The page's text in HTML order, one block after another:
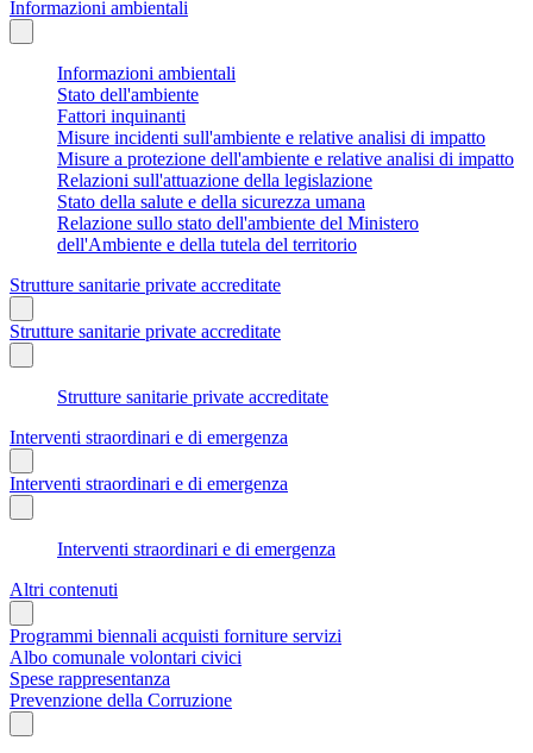
Informazioni ambientali
Informazioni ambientali
Stato dell'ambiente
Fattori inquinanti
Misure incidenti sull'ambiente e relative analisi di impatto
Misure a protezione dell'ambiente e relative analisi di impatto
Relazioni sull'attuazione della legislazione
Stato della salute e della sicurezza umana
Relazione sullo stato dell'ambiente del Ministero
dell'Ambiente e della tutela del territorio
Strutture sanitarie private accreditate
Strutture sanitarie private accreditate
Strutture sanitarie private accreditate
Interventi straordinari e di emergenza
Interventi straordinari e di emergenza
Interventi straordinari e di emergenza
Altri contenuti
Programmi biennali acquisti forniture servizi
Albo comunale volontari civici
Spese rappresentanza
Prevenzione della Corruzione